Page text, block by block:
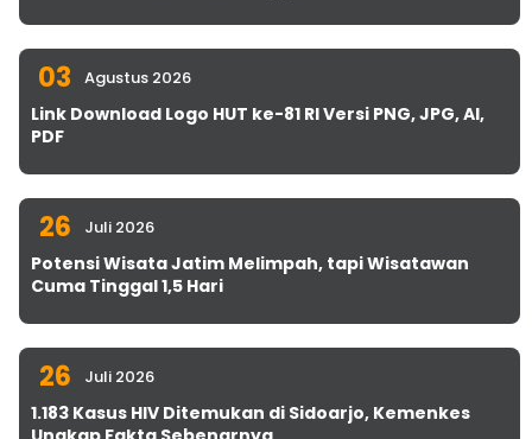
03 Agustus 2026
Link Download Logo HUT ke-81 RI Versi PNG, JPG, AI,
PDF
26 Juli 2026
Potensi Wisata Jatim Melimpah, tapi Wisatawan
Cuma Tinggal 1,5 Hari
26 Juli 2026
1.183 Kasus HIV Ditemukan di Sidoarjo, Kemenkes